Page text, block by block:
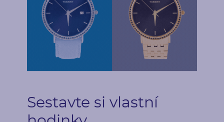
1.25 mm (0.0075ct)
Barva
Černá
Přírodní
Úpravy
Úprava barvy
Sestavte si vlastní